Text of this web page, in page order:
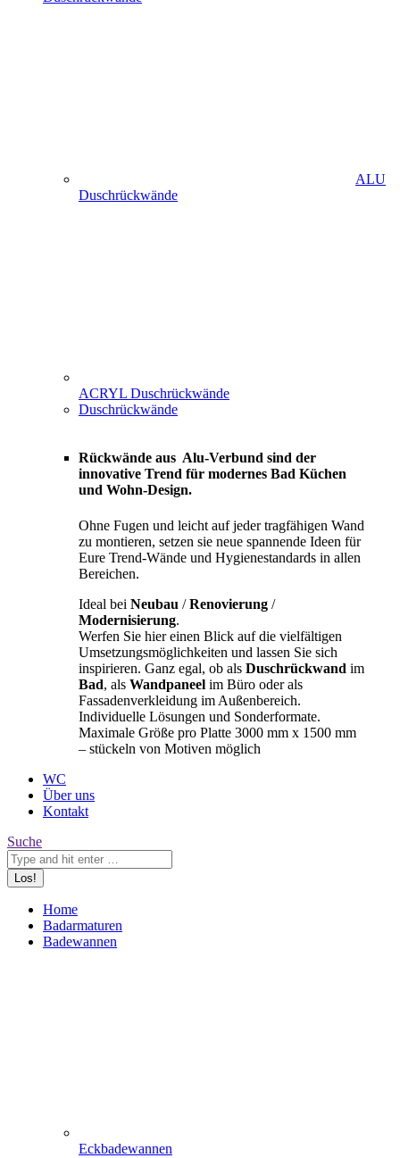
ALU
Duschrückwände
ACRYL Duschrückwände
Duschrückwände
Rückwände aus Alu-Verbund sind der
innovative Trend für modernes Bad Küchen
und Wohn-Design.
Ohne Fugen und leicht auf jeder tragfähigen Wand
zu montieren, setzen sie neue spannende Ideen für
Eure Trend-Wände und Hygienestandards in allen
Bereichen.
Ideal bei Neubau /Renovierung /
Modernisierung.
Werfen Sie hier einen Blick auf die vielfältigen
Umsetzungsmöglichkeiten und lassen Sie sich
inspirieren. Ganz egal, ob als Duschrückwand im
Bad, als Wandpaneel im Büro oder als
Fassadenverkleidung im Außenbereich.
Individuelle Lösungen und Sonderformate.
Maximale Größe pro Platte 3000 mm x 1500 mm
– stückeln von Motiven möglich
WC
Über uns
Kontakt
Search:
Suche
Home
Badarmaturen
Badewannen
Eckbadewannen